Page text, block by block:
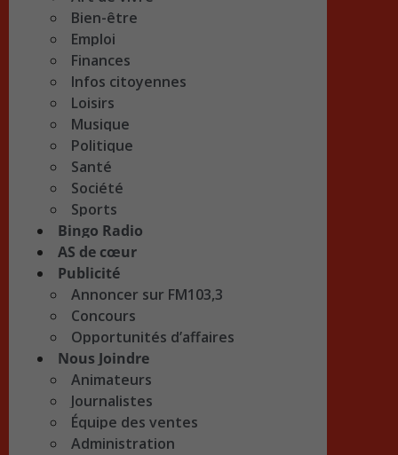
Bien-être
Emploi
Finances
Infos citoyennes
Loisirs
Musique
Politique
Santé
Société
Sports
Bingo Radio
AS de cœur
Publicité
Annoncer sur FM103,3
Concours
Opportunités d’affaires
Nous Joindre
Animateurs
Journalistes
Équipe des ventes
Administration